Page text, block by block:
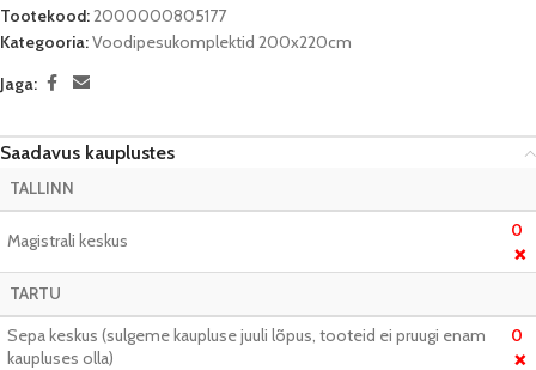
Tootekood:2000000805177
Kategooria:Voodipesukomplektid 200x220cm
Jaga:
Saadavus kauplustes
TALLINN
Magistrali keskus 0
❌
TARTU
Sepa keskus (sulgeme kaupluse juuli lõpus, tooteid ei pruugi enam
kaupluses olla)
0
❌